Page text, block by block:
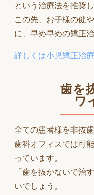
という治療法を推奨
この先、お子様の健
に、早め早めの矯正
詳しくは小児矯正治
歯を
ワ
全ての患者様を非抜
歯科オフィスでは可
っています。
「歯を抜かないで治
いでしょう。